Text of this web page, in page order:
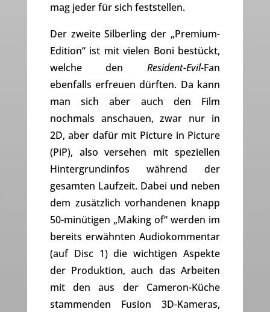
mag jeder für sich feststellen.
Der zweite Silberling der „Premium-
Edition“ ist mit vielen Boni bestückt,
welche denResident-Evil-Fan
ebenfalls erfreuen dürften. Da kann
man sich aber auch den Film
nochmals anschauen, zwar nur in
2D, aber dafür mit Picture in Picture
(PiP), also versehen mit speziellen
Hintergrundinfos während der
gesamten Laufzeit. Dabei und neben
dem zusätzlich vorhandenen knapp
50-minütigen „Making of“ werden im
bereits erwähnten Audiokommentar
(auf Disc 1) die wichtigen Aspekte
der Produktion, auch das Arbeiten
mit den aus der Cameron-Küche
stammenden Fusion 3D-Kameras,